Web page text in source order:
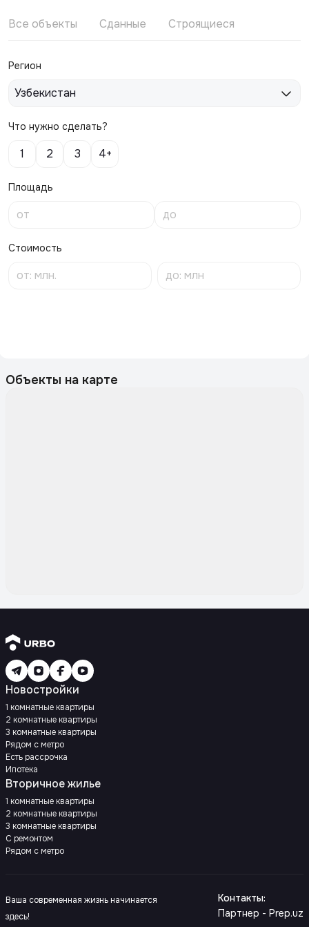
Все объекты Сданные Строящиеся
Регион
Узбекистан
Что нужно сделать?
1 2 3 4+
Площадь
Стоимость
Объекты на карте
Новостройки
1 комнатные квартиры
2 комнатные квартиры
3 комнатные квартиры
Рядом с метро
Есть рассрочка
Ипотека
Вторичное жилье
1 комнатные квартиры
2 комнатные квартиры
3 комнатные квартиры
С ремонтом
Рядом с метро
Ваша современная жизнь начинается
здесь!
Контакты:
Партнер - Prep.uz